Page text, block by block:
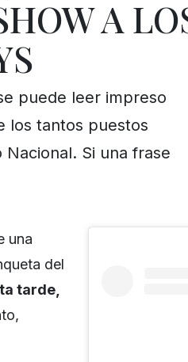
A
puede leer impreso
los tantos puestos
Si una frase
una
del
tarde,